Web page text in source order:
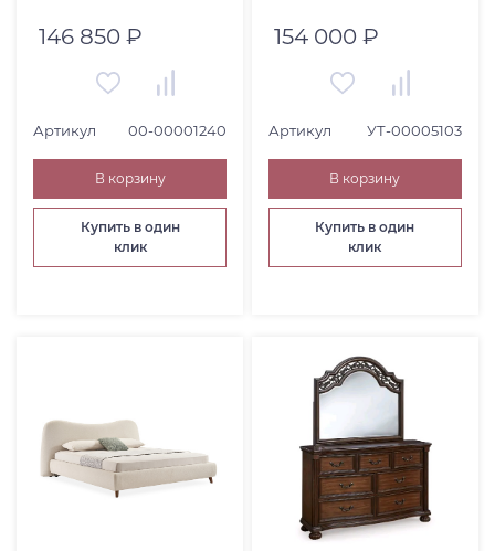
146 850 ₽
Артикул 00-00001240
В корзину
Купить в один
клик
154 000 ₽
Артикул УТ-00005103
В корзину
Купить в один
клик